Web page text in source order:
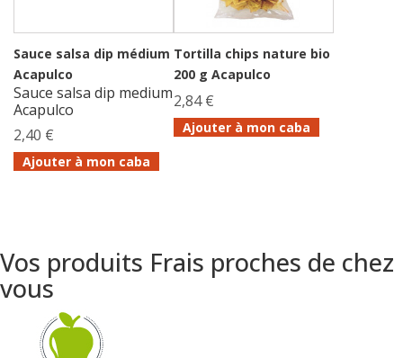
Sauce salsa dip médium
Acapulco
Sauce salsa dip medium
Acapulco
2,40 €
Ajouter à mon caba
Tortilla chips nature bio
200 g Acapulco
2,84 €
Ajouter à mon caba
Vos produits Frais proches de chez
vous